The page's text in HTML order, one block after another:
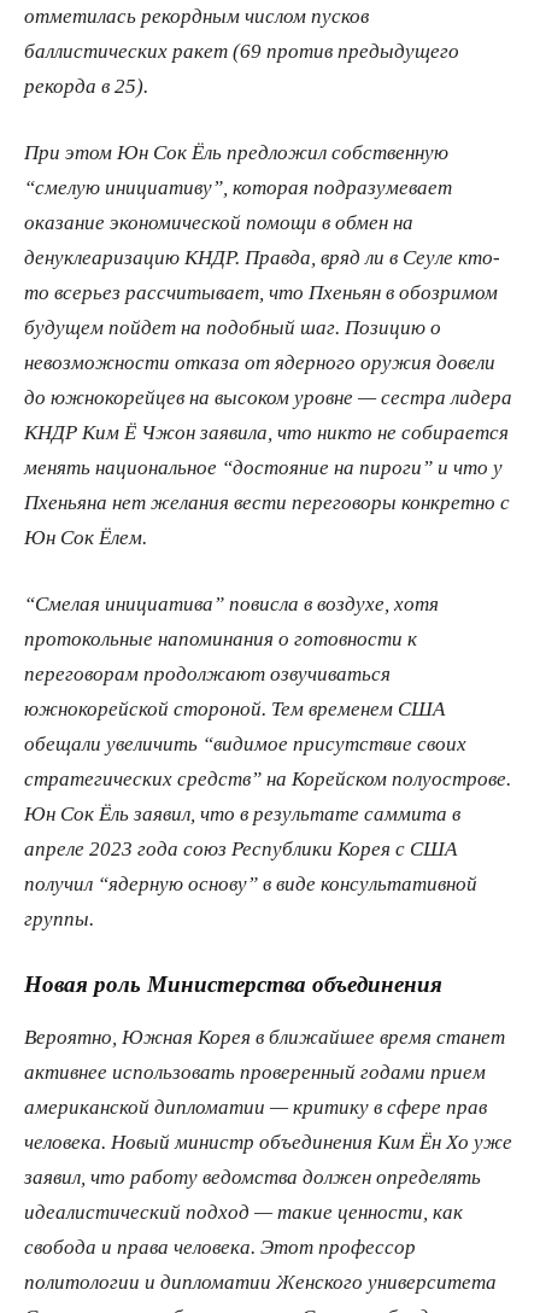
отметилась рекордным числом пусков
баллистических ракет (69 против предыдущего
рекорда в 25).
При этом Юн Сок Ёль предложил собственную
“смелую инициативу”, которая подразумевает
оказание экономической помощи в обмен на
денуклеаризацию КНДР. Правда, вряд ли в Сеуле кто-
то всерьез рассчитывает, что Пхеньян в обозримом
будущем пойдет на подобный шаг. Позицию о
невозможности отказа от ядерного оружия довели
до южнокорейцев на высоком уровне — сестра лидера
КНДР Ким Ё Чжон заявила, что никто не собирается
менять национальное “достояние на пироги” и что у
Пхеньяна нет желания вести переговоры конкретно с
Юн Сок Ёлем.
“Смелая инициатива” повисла в воздухе, хотя
протокольные напоминания о готовности к
переговорам продолжают озвучиваться
южнокорейской стороной. Тем временем США
обещали увеличить “видимое присутствие своих
стратегических средств” на Корейском полуострове.
Юн Сок Ёль заявил, что в результате саммита в
апреле 2023 года союз Республики Корея с США
получил “ядерную основу” в виде консультативной
группы.
Новая роль Министерства объединения
Вероятно, Южная Корея в ближайшее время станет
активнее использовать проверенный годами прием
американской дипломатии — критику в сфере прав
человека. Новый министр объединения Ким Ён Хо уже
заявил, что работу ведомства должен определять
идеалистический подход — такие ценности, как
свобода и права человека. Этот профессор
политологии и дипломатии Женского университета